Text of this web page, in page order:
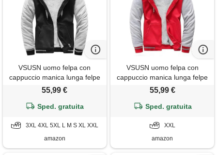
VSUSN uomo felpa con
cappuccio manica lunga felpe
con cappuccio vello foderato
giacca inverno caldo,
55,99 €
Sped. gratuita
3XL 4XL 5XL L M S XL XXL
amazon
VSUSN uomo felpa con
cappuccio manica lunga felpe
con cappuccio vello foderato
giacca inverno caldo, rosso,
55,99 €
Sped. gratuita
XXL
amazon